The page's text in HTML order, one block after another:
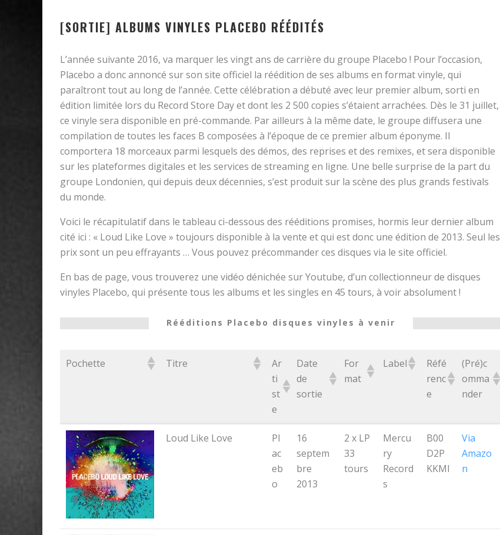
[SORTIE] ALBUMS VINYLES PLACEBO RÉÉDITÉS
L’année suivante 2016, va marquer les vingt ans de carrière du groupe Placebo ! Pour l’occasion,
Placebo a donc annoncé sur son site officiel la réédition de ses albums en format vinyle, qui
paraîtront tout au long de l’année. Cette célébration a débuté avec leur premier album, sorti en
édition limitée lors du Record Store Day et dont les 2 500 copies s’étaient arrachées. Dès le 31 juillet,
ce vinyle sera disponible en pré-commande. Par ailleurs à la même date, le groupe diffusera une
compilation de toutes les faces B composées à l’époque de ce premier album éponyme. Il
comportera 18 morceaux parmi lesquels des démos, des reprises et des remixes, et sera disponible
sur les plateformes digitales et les services de streaming en ligne. Une belle surprise de la part du
groupe Londonien, qui depuis deux décennies, s’est produit sur la scène des plus grands festivals
du monde.
Voici le récapitulatif dans le tableau ci-dessous des rééditions promises, hormis leur dernier album
cité ici : « Loud Like Love » toujours disponible à la vente et qui est donc une édition de 2013. Seul les
prix sont un peu effrayants … Vous pouvez précommander ces disques via le site officiel.
En bas de page, vous trouverez une vidéo dénichée sur Youtube, d’un collectionneur de disques
vinyles Placebo, qui présente tous les albums et les singles en 45 tours, à voir absolument !
Rééditions Placebo disques vinyles à venir
Pochette Titre
Ar
ti
st
e
Date
de
sortie
For
mat
Label
Réfé
renc
e
(Pré)c
omma
nder
Pochette Titre
Ar
st
Date
sortie
For
mat
Label
Réfé
renc
e
(Pré)c
omma
Loud Like Love
Pl
ac
eb
o
16
septem
bre
2013
2 x LP
33
tours
Mercu
ry
Record
s
B00
D2P
KKMI
Via
Amazo
n